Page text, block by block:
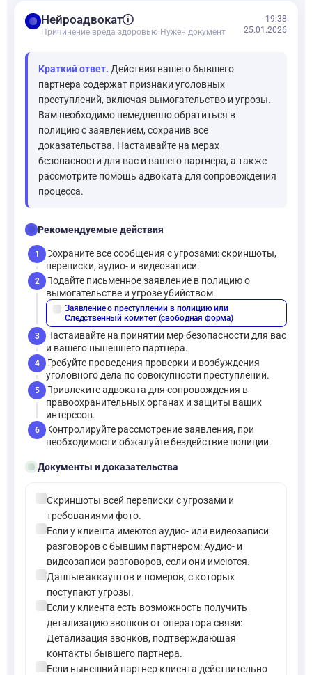
balanceНейроадвокат
Причинение вреда здоровью· Нужен документ
19:38
25.01.2026
Краткий ответ. Действия вашего бывшего
партнера содержат признаки уголовных
преступлений, включая вымогательство и угрозы.
Вам необходимо немедленно обратиться в
полицию с заявлением, сохранив все
доказательства. Настаивайте на мерах
безопасности для вас и вашего партнера, а также
рассмотрите помощь адвоката для сопровождения
процесса.
checklistРекомендуемые действия
1
Сохраните все сообщения с угрозами: скриншоты,
переписки, аудио- и видеозаписи.
2
Подайте письменное заявление в полицию о
вымогательстве и угрозе убийством.
Заявление о преступлении в полицию или
Следственный комитет (свободная форма)
3
Настаивайте на принятии мер безопасности для вас
и вашего нынешнего партнера.
4
Требуйте проведения проверки и возбуждения
уголовного дела по совокупности преступлений.
5
Привлеките адвоката для сопровождения в
правоохранительных органах и защиты ваших
интересов.
6
Контролируйте рассмотрение заявления, при
необходимости обжалуйте бездействие полиции.
folder_openДокументы и доказательства
check_circleСкриншоты всей переписки с угрозами и
требованиями фото.
check_circleЕсли у клиента имеются аудио- или видеозаписи
разговоров с бывшим партнером: Аудио- и
видеозаписи разговоров, если они имеются.
check_circleДанные аккаунтов и номеров, с которых
поступают угрозы.
check_circleЕсли у клиента есть возможность получить
детализацию звонков от оператора связи:
Детализация звонков, подтверждающая
контакты бывшего партнера.
check_circleЕсли нынешний партнер клиента действительно